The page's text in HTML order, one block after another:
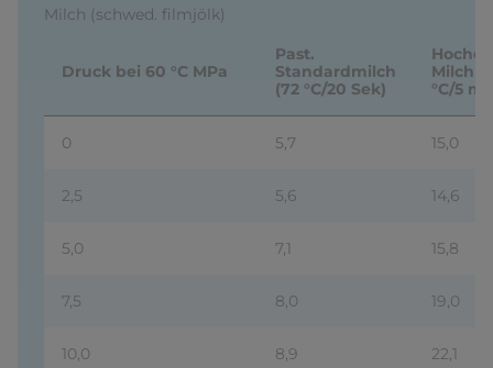
Milch (schwed. filmjölk)
Druck bei 60 °C MPa
Past.
Standardmilch
(72 °C/20 Sek)
Milch
°C/5
0 5,7 15,0
2,5 5,6 14,6
5,0 7,1 15,8
7,5 8,0 19,0
10,0 8,9 22,1